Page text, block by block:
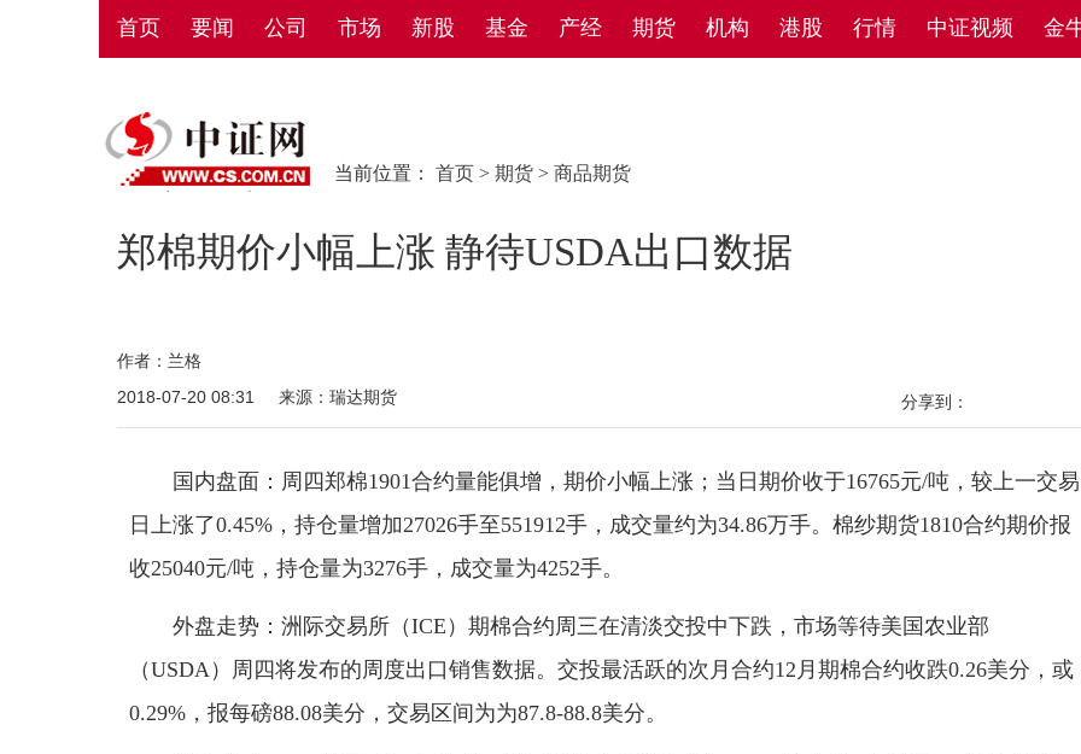
首页 要闻 公司 市场 新股 基金 产经 期货 机构 港股 行情 中证视频 金
当前位置： 首页 > 期货 > 商品期货
郑棉期价小幅上涨 静待USDA出口数据
作者：兰格
2018-07-20 08:31
来源：瑞达期货 分享到：
国内盘面：周四郑棉1901合约量能俱增，期价小幅上涨；当日期价收于16765元/吨，较上一交易
日上涨了0.45%，持仓量增加27026手至551912手，成交量约为34.86万手。棉纱期货1810合约期价报
收25040元/吨，持仓量为3276手，成交量为4252手。
外盘走势：洲际交易所（ICE）期棉合约周三在清淡交投中下跌，市场等待美国农业部
（USDA）周四将发布的周度出口销售数据。交投最活跃的次月合约12月期棉合约收跌0.26美分，或
0.29%，报每磅88.08美分，交易区间为为87.8-88.8美分。